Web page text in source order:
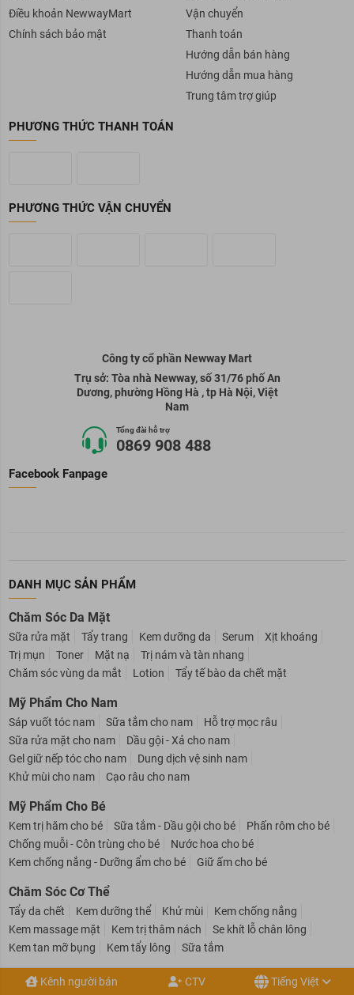
Kênh người bán CTV Tiếng Việt
Điều khoản NewwayMart
Chính sách bảo mật
Vận chuyển
Thanh toán
Hướng dẫn bán hàng
Hướng dẫn mua hàng
Trung tâm trợ giúp
PHƯƠNG THỨC THANH TOÁN
PHƯƠNG THỨC VẬN CHUYỂN
Công ty cổ phần Newway Mart
Trụ sở: Tòa nhà Newway, số 31/76 phố An
Dương, phường Hồng Hà , tp Hà Nội, Việt
Tổng đài hỗ trợ
Facebook Fanpage
DANH MỤC SẢN PHẨM
Chăm Sóc Da Mặt
Sữa rửa mặt Tẩy trang Kem dưỡng da Serum
Trị mụn
Toner Mặt nạ
Trị nám và tàn nhang
Mỹ Phẩm Cho Nam
Sáp vuốt tóc nam Sữa tắm cho nam
Hỗ trợ mọc râu
Sữa rửa mặt cho nam
Dầu gội - Xả cho nam
Gel giữ nếp tóc cho nam
Dung dịch vệ sinh nam
Mỹ Phẩm Cho Bé
Kem trị hăm cho bé Sữa tắm - Dầu gội cho bé
Phấn rôm cho bé
Chống muỗi - Côn trùng cho bé
Nước hoa cho bé
Chăm Sóc Cơ Thể
Tẩy da chết Kem dưỡng thể Khử mùi
Kem chống nắng
Kem massage mặt
Kem trị thâm nách
Se khít lỗ chân lông
Kem tan mỡ bụng
Kem tẩy lông Sữa tắm